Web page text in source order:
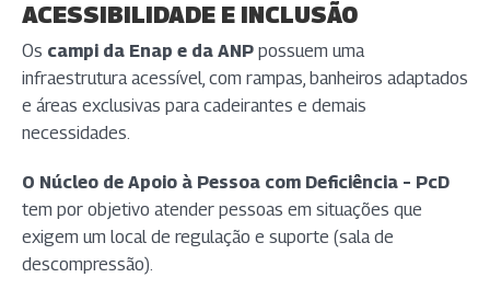
ACESSIBILIDADE E INCLUSÃO
Os campi da Enap e da ANP possuem uma
infraestrutura acessível, com rampas, banheiros adaptados
e áreas exclusivas para cadeirantes e demais
necessidades.
O Núcleo de Apoio à Pessoa com Deficiência – PcD
tem por objetivo atender pessoas em situações que
exigem um local de regulação e suporte (sala de
descompressão).